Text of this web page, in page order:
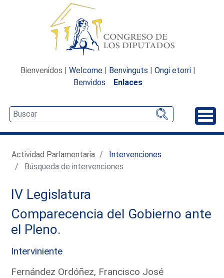
Bienvenidos | Welcome | Benvinguts | Ongi etorri |
Benvidos
Enlaces
Actividad Parlamentaria
Intervenciones
Búsqueda de intervenciones
IV Legislatura
Comparecencia del Gobierno ante
el Pleno.
Interviniente
Fernández Ordóñez, Francisco José